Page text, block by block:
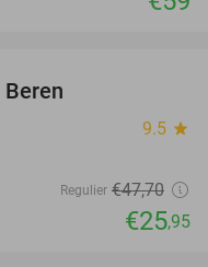
9.5 star
Regulier €47,70
€25,95